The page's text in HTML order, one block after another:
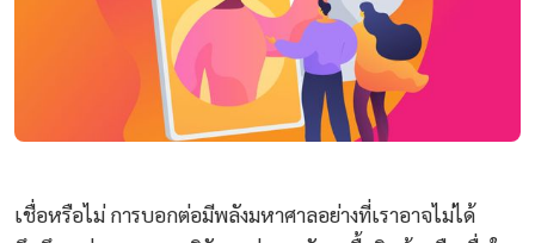
เชื่อหรือไม่ การบอกต่อมีพลังมหาศาลอย่างที่เราอาจไม่ได้